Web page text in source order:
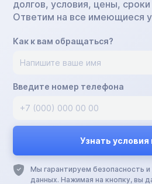
долгов, условия, цены,
Ответим на все имеющиеся
Как к вам обращаться?
Введите номер телефона
Мы гарантируем безопасность
данных. Нажимая на кнопку, вы